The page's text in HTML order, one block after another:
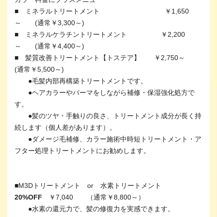
■ ミネラルトリートメント ￥1,650
～ (通常￥3,300～)
■ ミネラルケラチントリートメント ￥2,200
～ (通常￥4,400～)
■ 髪質改善トリートメント【トステア】 ￥2,750～
(通常￥5,500～)
●毛髪内部再構築トリートメントです。
●ヘアカラーやパーマをしながら補修・保湿強化処方で
す。
●髪のツヤ・手触りの良さ、トリートメント成分が長く持
続します（個人差があります）。
●ダメージ毛補修、カラー施術中時短トリートメント・ア
フター処理トリートメントにお勧めします。
■M3Dトリートメント or 水素トリートメント
20%OFF ￥7,040 （通常￥8,800～）
●水素の還元力で、髪の修復力を実感できます。